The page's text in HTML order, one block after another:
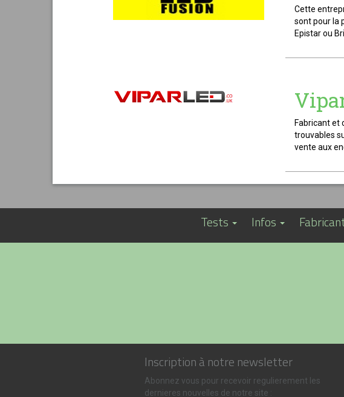
Cette
sont pour la
Epistar ou
Fabricant et
trouvables
vente aux
Tests Infos
Inscription à notre newsletter
Abonnez vous pour recevoir regulierement les
dernieres nouvelles de notre site :